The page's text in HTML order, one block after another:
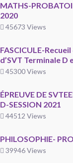
MATHS-
2020
45673 Views
FASCICULE-
d’SVT Terminale D
45300 Views
ÉPREUVE DE
D-SESSION 2021
44512 Views
PHILOSOPHIE-
39946 Views